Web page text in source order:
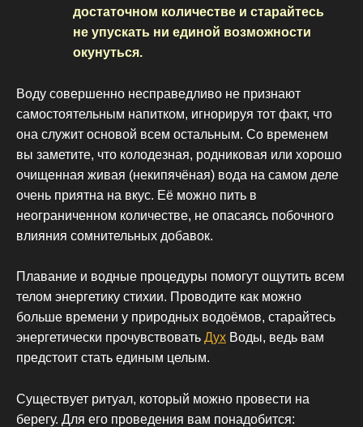
достаточном количестве и старайтесь
не упускать ни единой возможности
окунуться.
Воду совершенно несправедливо не признают
самостоятельным напитком, игнорируя тот факт, что
она служит основой всем остальным. Со временем
вы заметите, что колодезная, родниковая или хорошо
очищенная живая (некипячёная) вода на самом деле
очень приятна на вкус. Её можно пить в
неограниченном количестве, не опасаясь побочного
влияния сомнительных добавок.
Плавание и водные процедуры помогут ощутить всем
телом энергетику стихии. Проводите как можно
больше времени у природных водоёмов, старайтесь
энергетически прочувствовать Дух Воды, ведь вам
предстоит стать единым целым.
Существует ритуал, который можно провести на
берегу. Для его проведения вам понадобится: